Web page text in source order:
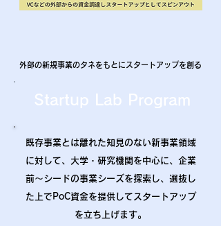
外部の新規事業のタネをもとにスタートアップを創る
Startup Lab Program
既存事業とは離れた知見のない新事業領域
に対して、大学・研究機関を中心に、企業
前〜シードの事業シーズを探索し、選抜し
た上でPoC資金を提供してスタートアップ
を立ち上げます。